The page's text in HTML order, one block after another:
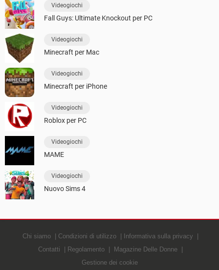
Videogiochi
Fall Guys: Ultimate Knockout per PC
Videogiochi
Minecraft per Mac
Videogiochi
Minecraft per iPhone
Videogiochi
Roblox per PC
Videogiochi
MAME
Videogiochi
Nuovo Sims 4
Chi siamo Condizioni di utilizzo
Informativa sulla privacy
Contatti
Regolamento
Magazine Delle Donne
Gestione dei cookie